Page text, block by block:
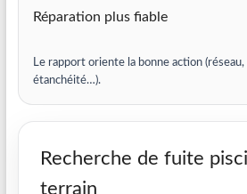
Réparation plus fiable
Le rapport oriente la bonne action (réseau,
étanchéité…).
Recherche de fuite
terrain